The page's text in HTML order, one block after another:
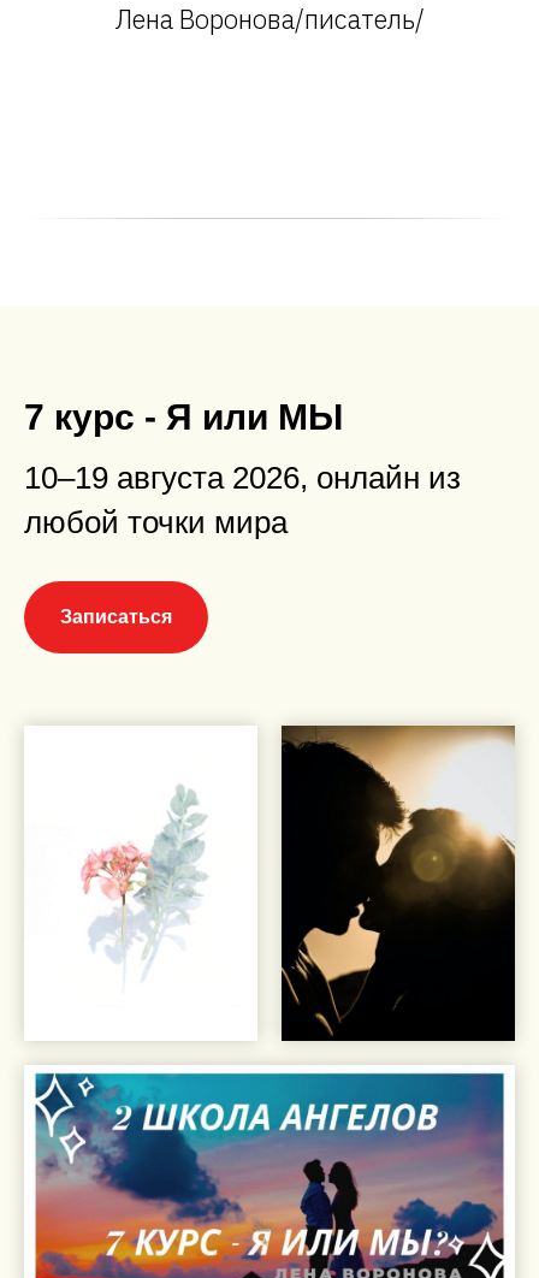
Лена Воронова/писатель/
7 курс - Я или МЫ
10–19 августа 2026, онлайн из
любой точки мира
Записаться